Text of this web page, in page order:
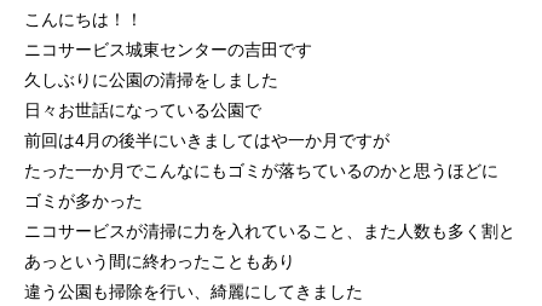
こんにちは！！
ニコサービス城東センターの吉田です
久しぶりに公園の清掃をしました
日々お世話になっている公園で
前回は4月の後半にいきましてはや一か月ですが
たった一か月でこんなにもゴミが落ちているのかと思うほどに
ゴミが多かった
ニコサービスが清掃に力を入れていること、また人数も多く割と
あっという間に終わったこともあり
違う公園も掃除を行い、綺麗にしてきました